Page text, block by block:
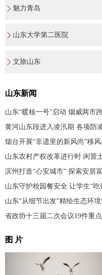
魅力青岛
山东大学第二医院
文旅山东
山东新闻
山东“暖核一号”启动 烟威两市
黄河山东段进入凌汛期 各项防
烟台开展“非遗里的新风尚”移
山东农村产权改革进行时 闲置
滨州打造“心安城市” 探索安居
山东守护校园餐安全 让学生“吃
山东“从细节出发”精绘生态环
省政协十三届二次会议19件重
图 片